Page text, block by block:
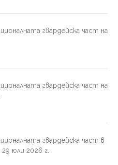
гвардейска част на
гвардейска част на
гвардейска част в
юли 2026 г.